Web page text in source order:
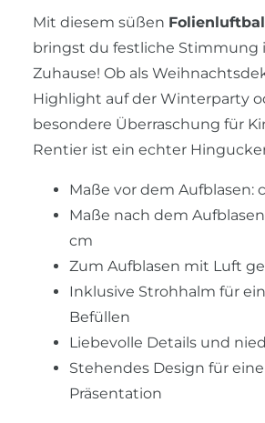
Mit diesem süßen
bringst du festliche Stimmung
Zuhause! Ob als
Highlight auf der Winterparty
besondere Überraschung für
Rentier ist ein echter
Maße vor dem Aufblasen:
Maße nach dem
cm
Zum Aufblasen mit Luft
Inklusive Strohhalm für
Befüllen
Liebevolle Details und
Stehendes Design für
Präsentation